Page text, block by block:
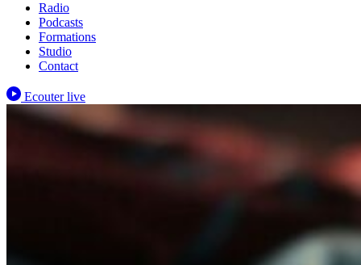
Radio
Podcasts
Formations
Studio
Contact
Ecouter live